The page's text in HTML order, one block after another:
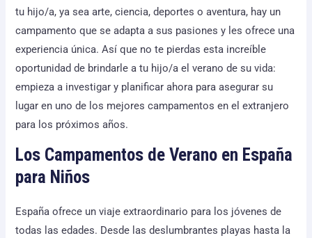
tu hijo/a, ya sea arte, ciencia, deportes o aventura, hay un
campamento que se adapta a sus pasiones y les ofrece una
experiencia única. Así que no te pierdas esta increíble
oportunidad de brindarle a tu hijo/a el verano de su vida:
empieza a investigar y planificar ahora para asegurar su
lugar en uno de los mejores campamentos en el extranjero
para los próximos años.
Los Campamentos de Verano en España
para Niños
España ofrece un viaje extraordinario para los jóvenes de
todas las edades. Desde las deslumbrantes playas hasta la